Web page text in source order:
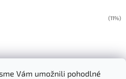
Vám umožnili pohodlné
(11%)